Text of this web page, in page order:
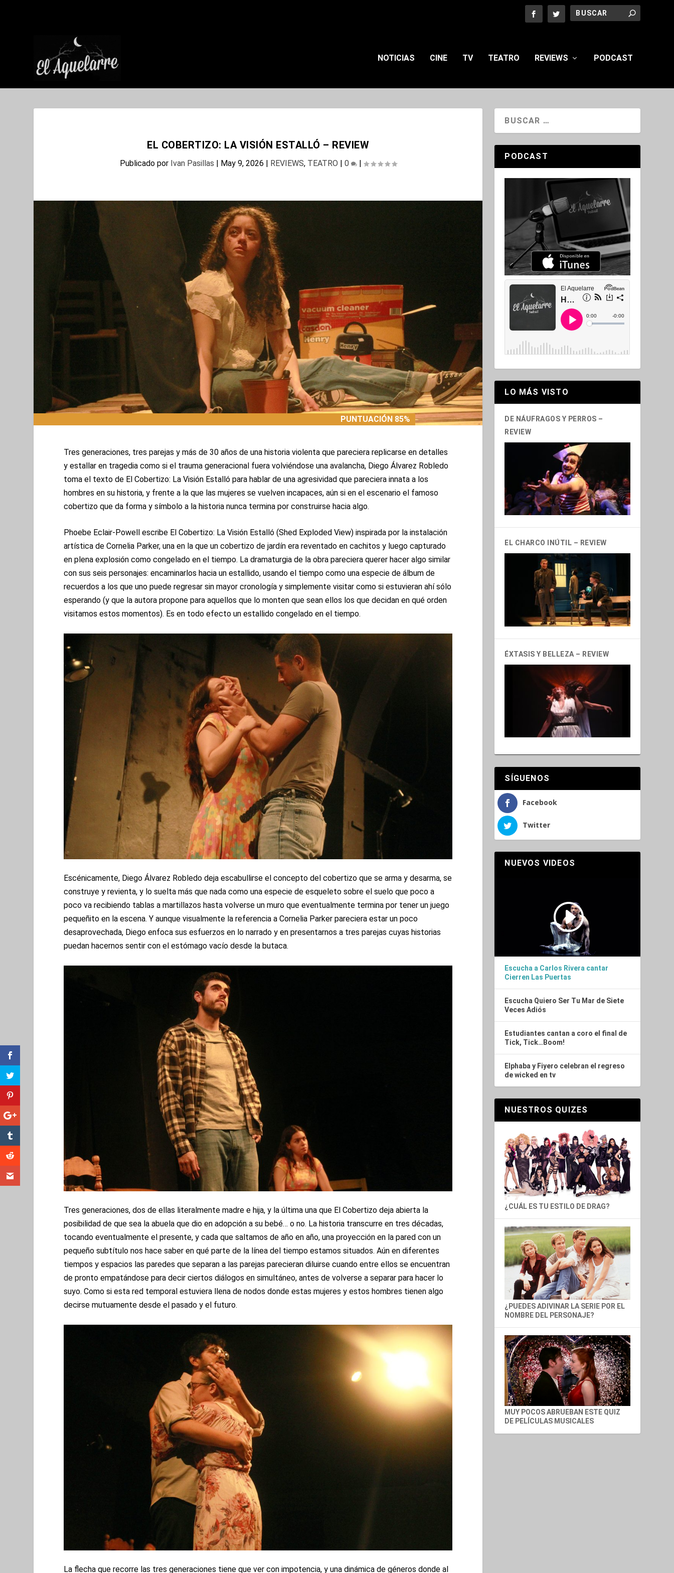
NOTICIAS CINE TV TEATRO REVIEWS PODCAST
EL COBERTIZO: LA VISIÓN ESTALLÓ – REVIEW
Publicado por Ivan Pasillas | May 9, 2026 | REVIEWS, TEATRO | 0 |
PUNTUACIÓN 85%
PUNTUACIÓN 85%
Tres generaciones, tres parejas y más de 30 años de una historia violenta que pareciera replicarse en detalles
y estallar en tragedia como si el trauma generacional fuera volviéndose una avalancha, Diego Álvarez Robledo
toma el texto de El Cobertizo: La Visión Estalló para hablar de una agresividad que pareciera innata a los
hombres en su historia, y frente a la que las mujeres se vuelven incapaces, aún si en el escenario el famoso
cobertizo que da forma y símbolo a la historia nunca termina por construirse hacia algo.
Phoebe Eclair-Powell escribe El Cobertizo: La Visión Estalló (Shed Exploded View) inspirada por la instalación
artística de Cornelia Parker, una en la que un cobertizo de jardín era reventado en cachitos y luego capturado
en plena explosión como congelado en el tiempo. La dramaturgia de la obra pareciera querer hacer algo similar
con sus seis personajes: encaminarlos hacia un estallido, usando el tiempo como una especie de álbum de
recuerdos a los que uno puede regresar sin mayor cronología y simplemente visitar como si estuvieran ahí sólo
esperando (y que la autora propone para aquellos que lo monten que sean ellos los que decidan en qué orden
visitamos estos momentos). Es en todo efecto un estallido congelado en el tiempo.
Escénicamente, Diego Álvarez Robledo deja escabullirse el concepto del cobertizo que se arma y desarma, se
construye y revienta, y lo suelta más que nada como una especie de esqueleto sobre el suelo que poco a
poco va recibiendo tablas a martillazos hasta volverse un muro que eventualmente termina por tener un juego
pequeñito en la escena. Y aunque visualmente la referencia a Cornelia Parker pareciera estar un poco
desaprovechada, Diego enfoca sus esfuerzos en lo narrado y en presentarnos a tres parejas cuyas historias
puedan hacernos sentir con el estómago vacío desde la butaca.
Tres generaciones, dos de ellas literalmente madre e hija, y la última una que El Cobertizo deja abierta la
posibilidad de que sea la abuela que dio en adopción a su bebé… o no. La historia transcurre en tres décadas,
tocando eventualmente el presente, y cada que saltamos de año en año, una proyección en la pared con un
pequeño subtítulo nos hace saber en qué parte de la línea del tiempo estamos situados. Aún en diferentes
tiempos y espacios las paredes que separan a las parejas parecieran diluirse cuando entre ellos se encuentran
de pronto empatándose para decir ciertos diálogos en simultáneo, antes de volverse a separar para hacer lo
suyo. Como si esta red temporal estuviera llena de nodos donde estas mujeres y estos hombres tienen algo
decirse mutuamente desde el pasado y el futuro.
La flecha que recorre las tres generaciones tiene que ver con impotencia, y una dinámica de géneros donde al
PODCAST
LO MÁS VISTO
DE NÁUFRAGOS Y PERROS –
REVIEW
EL CHARCO INÚTIL – REVIEW
ÉXTASIS Y BELLEZA – REVIEW
SÍGUENOS
Facebook
Twitter
NUEVOS VIDEOS
Escucha a Carlos Rivera cantar
Cierren Las Puertas
Escucha Quiero Ser Tu Mar de Siete
Veces Adiós
Estudiantes cantan a coro el final de
Tick, Tick…Boom!
Elphaba y Fiyero celebran el regreso
de wicked en tv
NUESTROS QUIZES
¿CUÁL ES TU ESTILO DE DRAG?
¿PUEDES ADIVINAR LA SERIE POR EL
NOMBRE DEL PERSONAJE?
MUY POCOS ABRUEBAN ESTE QUIZ
DE PELÍCULAS MUSICALES